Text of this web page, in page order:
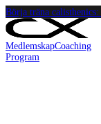
Börja träna calisthenics:
MedlemskapCoaching
Program